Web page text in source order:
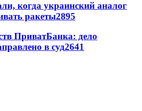
когда украинский аналог
ракеты2895
ПриватБанка: дело
в суд2641